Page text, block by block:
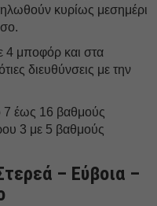
κυρίως μεσημέρι
4 μποφόρ και στα
διευθύνσεις με την
7 έως 16 βαθμούς
3 με 5 βαθμούς
– Εύβοια –